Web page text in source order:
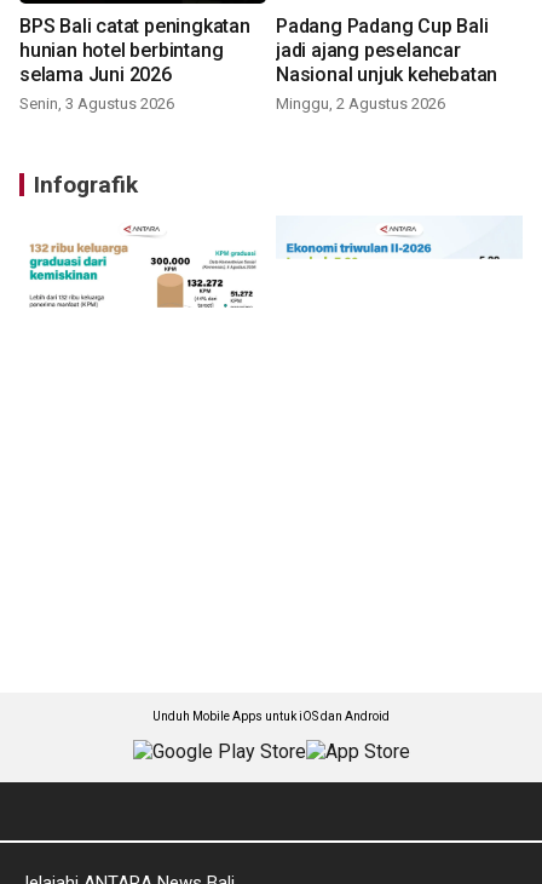
BPS Bali catat peningkatan
hunian hotel berbintang
selama Juni 2026
Senin, 3 Agustus 2026
Padang Padang Cup Bali
jadi ajang peselancar
Nasional unjuk kehebatan
Minggu, 2 Agustus 2026
Infografik
Unduh Mobile Apps untuk iOS dan Android